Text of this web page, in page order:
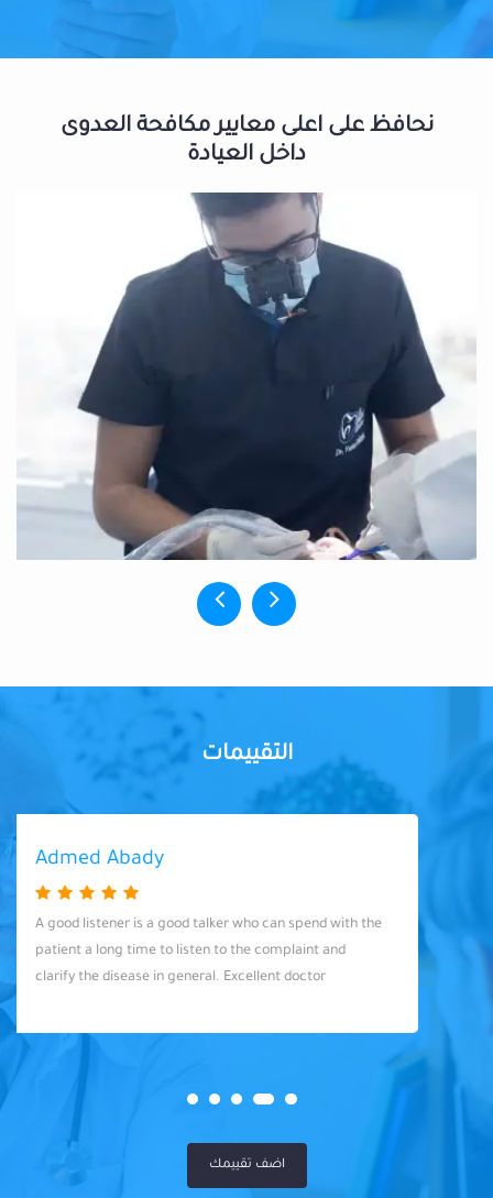
نحافظ على اعلى معايير مكافحة العدوى
داخل العيادة
التقييمات
Admed Abady
A good listener is a good talker who can spend with the
patient a long time to listen to the complaint and
clarify the disease in general. Excellent doctor
اضف تقييمك